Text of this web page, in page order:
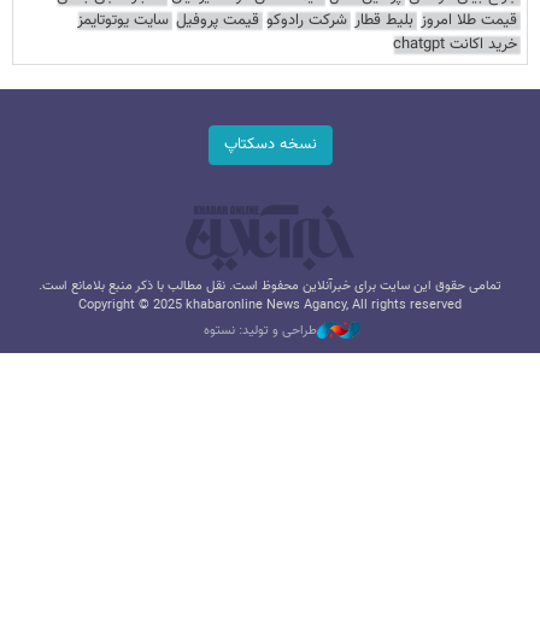
قیمت طلا امروز بلیط قطار شرکت رادوکو قیمت پروفیل سایت یوتوتایمز
خرید اکانت chatgpt
نسخه دسکتاپ
تمامی حقوق این سایت برای خبرآنلاین محفوظ است. نقل مطالب با ذکر منبع بلامانع است.
Copyright © 2025 khabaronline News Agancy, All rights reserved
طراحی و تولید: نستوه